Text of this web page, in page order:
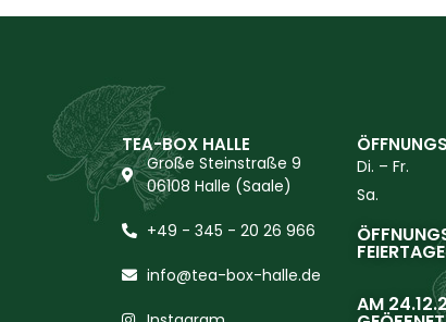
TEA-BOX HALLE
Große Steinstraße 9
06108 Halle (Saale)
+49 - 345 - 20 26 966
info@tea-box-halle.de
Di. – Fr.
Sa.
AM